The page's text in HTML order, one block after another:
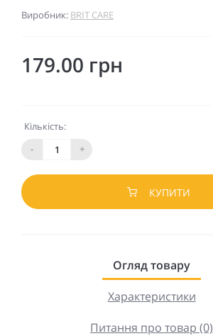
Виробник: BRIT CARE
179.00 грн
Кількість:
-
+
КУПИТИ
Огляд товару
Характеристики
Питання про товар (0)